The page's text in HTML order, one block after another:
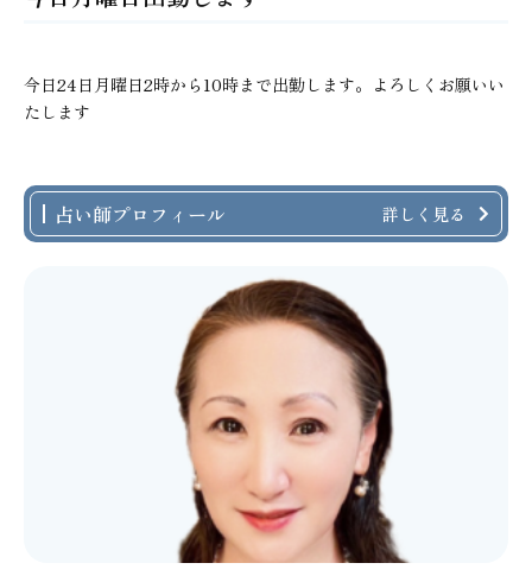
今日24日月曜日2時から10時まで出勤します。よろしくお願いい
たします
占い師プロフィール 詳しく見る